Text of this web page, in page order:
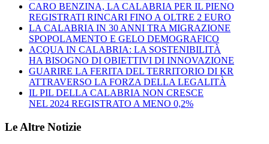
CARO BENZINA, LA CALABRIA PER IL PIENO
REGISTRATI RINCARI FINO A OLTRE 2 EURO
LA CALABRIA IN 30 ANNI TRA MIGRAZIONE
SPOPOLAMENTO E GELO DEMOGRAFICO
ACQUA IN CALABRIA: LA SOSTENIBILITÀ
HA BISOGNO DI OBIETTIVI DI INNOVAZIONE
GUARIRE LA FERITA DEL TERRITORIO DI KR
ATTRAVERSO LA FORZA DELLA LEGALITÀ
IL PIL DELLA CALABRIA NON CRESCE
NEL 2024 REGISTRATO A MENO 0,2%
Le Altre Notizie